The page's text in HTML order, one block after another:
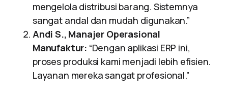
mengelola distribusi barang. Sistemnya
sangat andal dan mudah digunakan.”
Andi S., Manajer Operasional
Manufaktur: “Dengan aplikasi ERP ini,
proses produksi kami menjadi lebih efisien.
Layanan mereka sangat profesional.”